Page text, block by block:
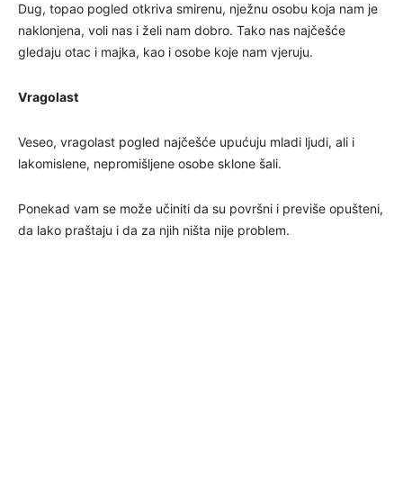
Dug, topao pogled otkriva smirenu, nježnu osobu koja nam je
naklonjena, voli nas i želi nam dobro. Tako nas najčešće
gledaju otac i majka, kao i osobe koje nam vjeruju.
Vragolast
Veseo, vragolast pogled najčešće upućuju mladi ljudi, ali i
lakomislene, nepromišljene osobe sklone šali.
Ponekad vam se može učiniti da su površni i previše opušteni,
da lako praštaju i da za njih ništa nije problem.